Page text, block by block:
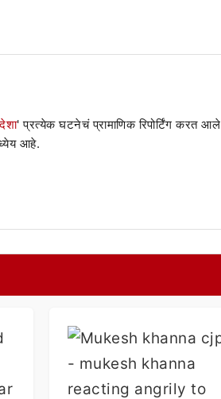
' प्रत्येक घटनेचं प्रामाणिक रिपोर्टिंग करत आले
आहे.